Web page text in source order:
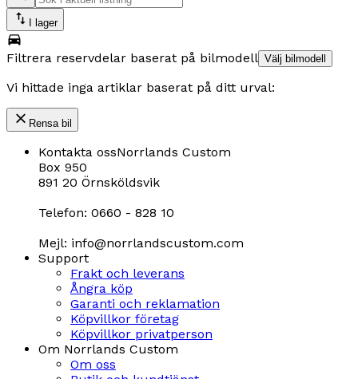
I lager
Filtrera reservdelar baserat på bilmodell Välj bilmodell
Vi hittade inga artiklar baserat på ditt urval:
Rensa bil
Kontakta ossNorrlands Custom
Box 950
891 20 Örnsköldsvik
Telefon: 0660 - 828 10
Mejl: info@norrlandscustom.com
Support
Frakt och leverans
Ångra köp
Garanti och reklamation
Köpvillkor företag
Köpvillkor privatperson
Om Norrlands Custom
Om oss